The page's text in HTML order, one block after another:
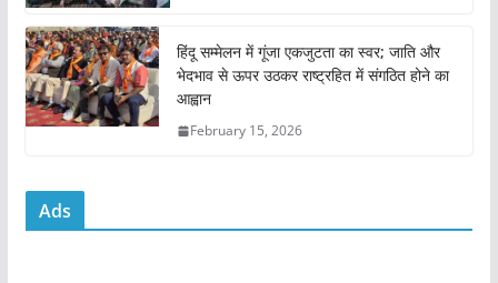
हिंदू सम्मेलन में गूंजा एकजुटता का स्वर; जाति और
भेदभाव से ऊपर उठकर राष्ट्रहित में संगठित होने का
आह्वान
February 15, 2026
Ads